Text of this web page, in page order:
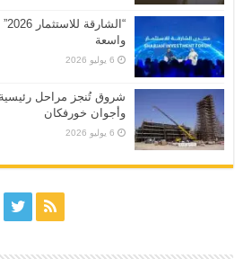
واسعة
6 يوليو 2026
شروق تُنجز مراحل
وأجوان خورفكان
6 يوليو 2026